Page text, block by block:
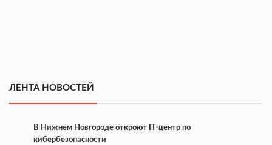
ЛЕНТА НОВОСТЕЙ
В Нижнем Новгороде откроют IT-центр по
кибербезопасности